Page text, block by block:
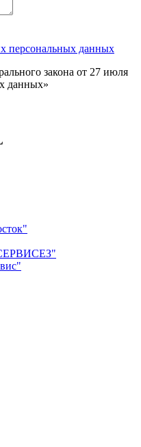
персональных данных
закона от 27 июля
данных»